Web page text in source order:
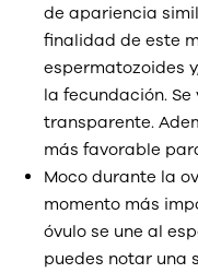
de apariencia
finalidad de este
espermatozoides
la fecundación.
transparente.
más favorable
Moco durante la
momento más
óvulo se une al
puedes notar una